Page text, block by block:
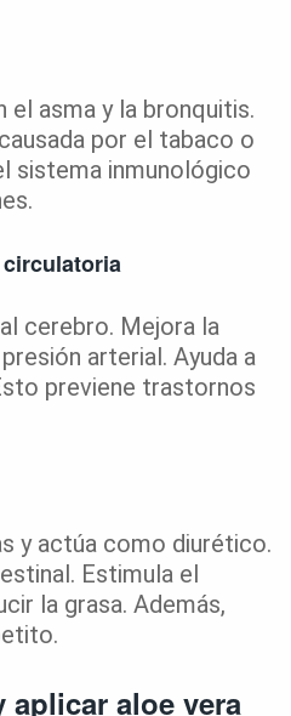
el asma y la bronquitis.
por el tabaco o
sistema inmunológico
cerebro. Mejora la
arterial. Ayuda a
previene trastornos
y actúa como diurético.
Estimula el
la grasa. Además,
aloe vera